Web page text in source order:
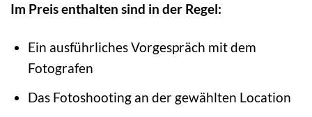
Im Preis enthalten sind in der Regel:
Ein ausführliches Vorgespräch mit dem
Fotografen
Das Fotoshooting an der gewählten Location